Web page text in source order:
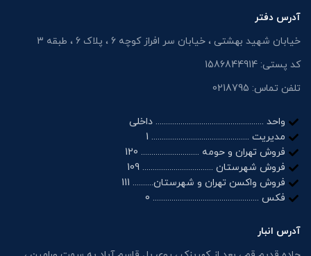
آدرس دفتر
خیابان شهید بهشتی ، خیابان سر افراز کوچه 6 ، پلاک 6 ، طبقه 3
کد پستی: 1586844914
تلفن تماس: 0218795
واحد .................................................... داخلی
مدیریت ............................................... 1
فروش تهران و حومه ............................ 120
فروش شهرستان .................................. 109
فروش واکسن تهران و شهرستان.......... 111
فکس ................................................... 0
آدرس انبار